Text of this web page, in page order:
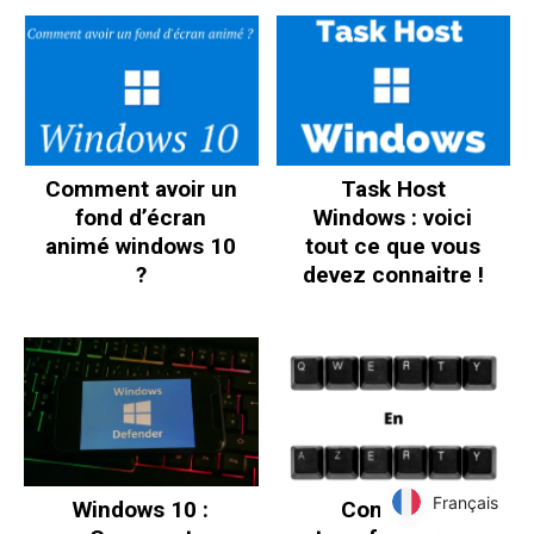
Comment avoir un
fond d’écran
animé windows 10
?
Task Host
Windows : voici
tout ce que vous
devez connaitre !
Windows 10 :
CommentFrançais
Français